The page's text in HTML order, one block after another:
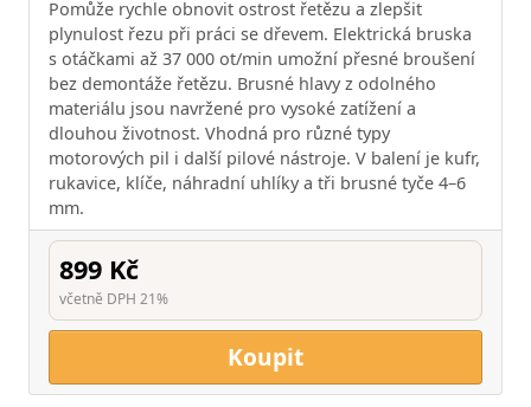
Pomůže rychle obnovit ostrost řetězu a zlepšit
plynulost řezu při práci se dřevem. Elektrická bruska
s otáčkami až 37 000 ot/min umožní přesné broušení
bez demontáže řetězu. Brusné hlavy z odolného
materiálu jsou navržené pro vysoké zatížení a
dlouhou životnost. Vhodná pro různé typy
motorových pil i další pilové nástroje. V balení je kufr,
rukavice, klíče, náhradní uhlíky a tři brusné tyče 4–6
mm.
899 Kč
včetně DPH 21%
Koupit